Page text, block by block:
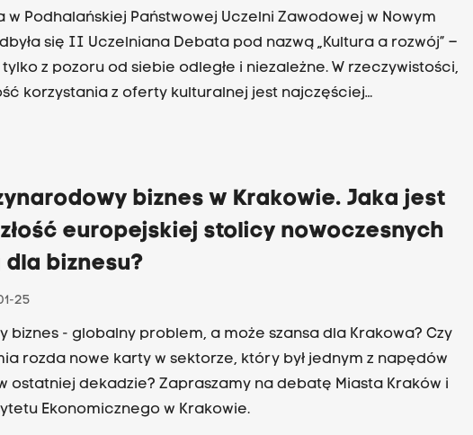
(UKSW w Warszawie i PAN) oraz autor książki Roman
Prowadzenie Jolanta Drużyńska.
w Podhalańskiej Państwowej Uczelni Zawodowej w Nowym
się II Uczelniana Debata pod nazwą „Kultura a rozwój” –
z pozoru od siebie odległe i niezależne. W rzeczywistości,
korzystania z oferty kulturalnej jest najczęściej
biznes w Krakowie. Jaka jest
europejskiej stolicy nowoczesnych
dla biznesu?
25
biznes - globalny problem, a może szansa dla Krakowa? Czy
rozda nowe karty w sektorze, który był jednym z napędów
ostatniej dekadzie? Zapraszamy na debatę Miasta Kraków i
Ekonomicznego w Krakowie.